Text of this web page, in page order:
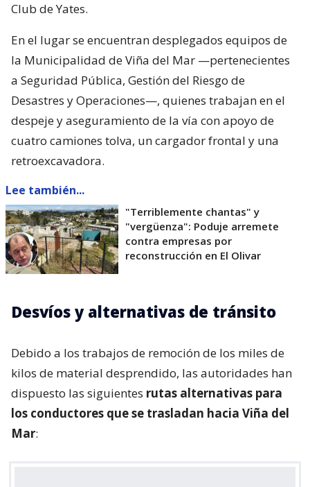
Club de Yates.
En el lugar se encuentran desplegados equipos de
la Municipalidad de Viña del Mar —pertenecientes
a Seguridad Pública, Gestión del Riesgo de
Desastres y Operaciones—, quienes trabajan en el
despeje y aseguramiento de la vía con apoyo de
cuatro camiones tolva, un cargador frontal y una
retroexcavadora.
Lee también...
"Terriblemente chantas" y
"vergüenza": Poduje arremete
contra empresas por
reconstrucción en El Olivar
Desvíos y alternativas de tránsito
Debido a los trabajos de remoción de los miles de
kilos de material desprendido, las autoridades han
dispuesto las siguientes rutas alternativas para
los conductores que se trasladan hacia Viña del
Mar: